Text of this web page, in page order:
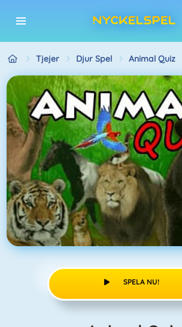
Tjejer Djur Spel Animal Quiz
SPELA NU!